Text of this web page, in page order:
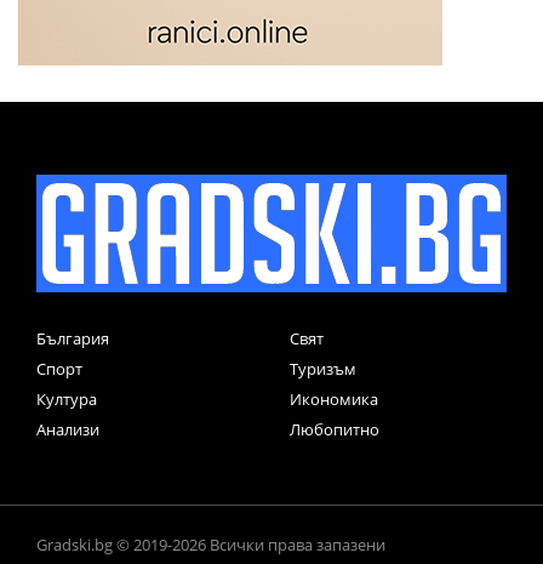
България
Свят
Спорт
Туризъм
Култура
Икономика
Анализи
Любопитно
Gradski.bg © 2019-2026 Всички права запазени